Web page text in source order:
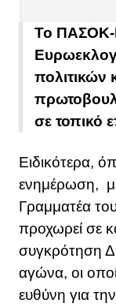
Το ΠΑΣΟΚ-
πολιτικών
σε τοπικό
Ειδικότερα,
ενημέρωση,
Γραμματέα
προχωρεί σε
συγκρότηση
αγώνα, οι
ευθύνη για